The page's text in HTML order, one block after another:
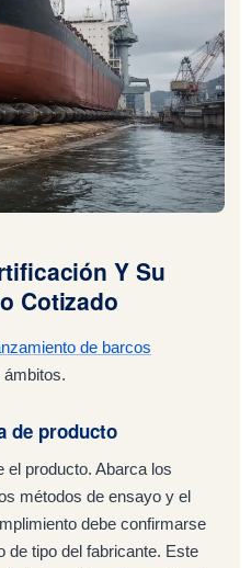
Y Su
Cotizado
de barcos
ámbitos.
de producto
el producto. Abarca los
métodos de ensayo y el
debe confirmarse
de tipo del fabricante. Este